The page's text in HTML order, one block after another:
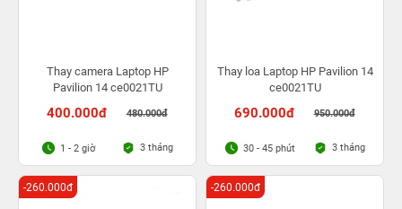
Thay camera Laptop HP
Pavilion 14 ce0021TU
400.000đ 480.000đ
1 - 2 giờ 3 tháng
Thay loa Laptop HP Pavilion 14
ce0021TU
690.000đ 950.000đ
30 - 45 phút 3 tháng
-260.000đ -260.000đ